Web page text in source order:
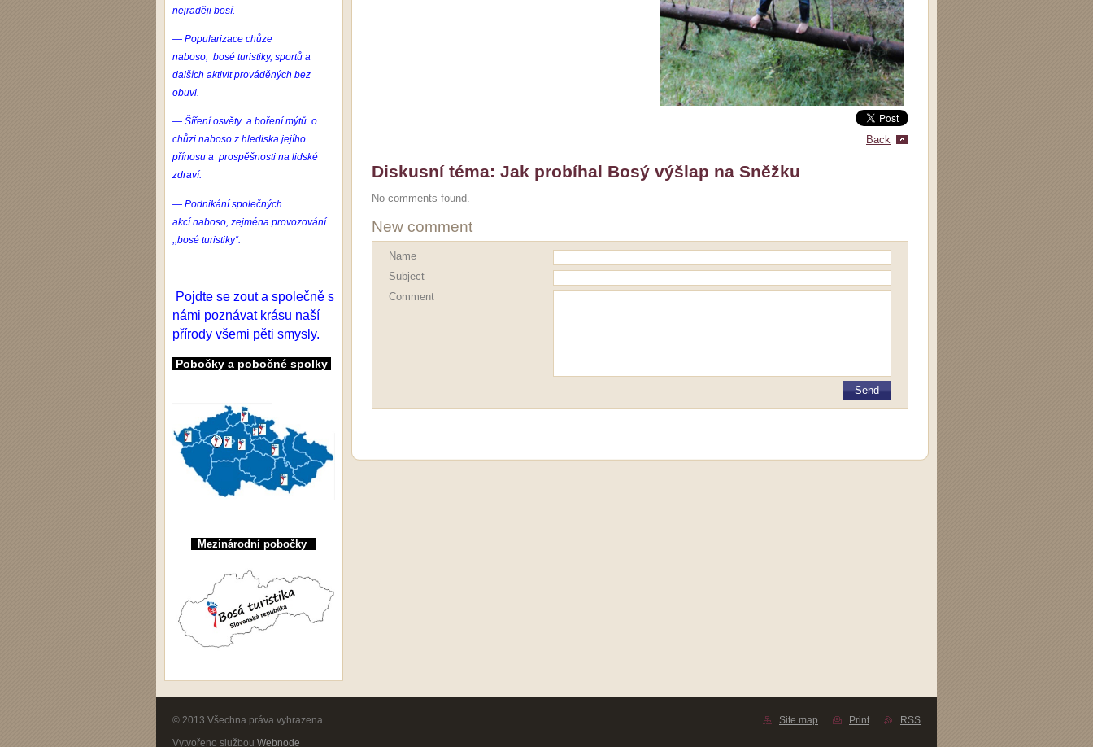
nejraději bosí.
— Popularizace chůze
naboso, bosé turistiky, sportů a
dalších aktivit prováděných bez
obuvi.
— Šíření osvěty a boření mýtů o
chůzi naboso z hlediska jejího
přínosu a prospěšnosti na lidské
zdraví.
— Podnikání společných
akcínaboso , zejména provozování
,,bosé turistiky“.
Pojdte se zout a společně s
námi poznávat krásu naší
přírody všemi pěti smysly.
Pobočky a pobočné spolky
Mezinárodní pobočky
Back
Diskusní téma: Jak probíhal Bosý výšlap na Sněžku
No comments found.
New comment
Name
Subject
Comment
Site map Print RSS
© 2013 Všechna práva vyhrazena.
Vytvořeno službou Webnode